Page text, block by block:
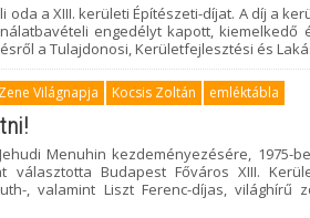
oda a XIII. kerületi Építészeti-díjat. A díj a
engedélyt kapott, kiemelkedő
a Tulajdonosi, Kerületfejlesztési és
Világnapja Kocsis Zoltán emléktábla
Menuhin kezdeményezésére, 1975-
Budapest Főváros XIII.
, valamint Liszt Ferenc-díjas, világhírű